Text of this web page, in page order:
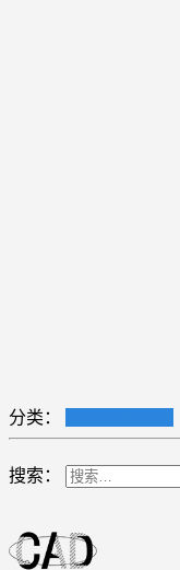
分类：
搜索：